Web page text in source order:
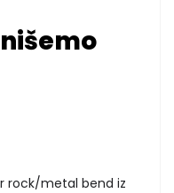
rock/metal bend iz